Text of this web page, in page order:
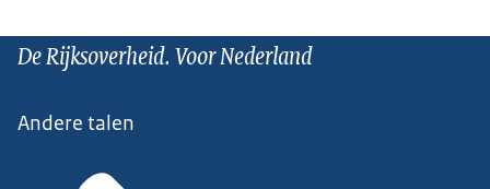
De Rijksoverheid. Voor Nederland
Andere talen